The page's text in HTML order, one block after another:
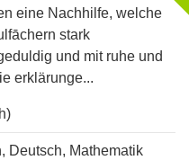
eine Nachhilfe, welche
stark
und mit ruhe und
erklärunge...
Deutsch, Mathematik